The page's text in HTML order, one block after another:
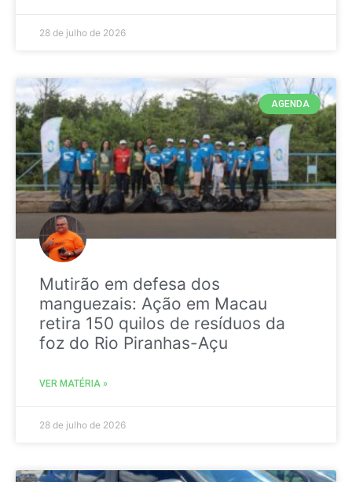
28 de julho de 2026
AGENDA
Mutirão em defesa dos
manguezais: Ação em Macau
retira 150 quilos de resíduos da
foz do Rio Piranhas-Açu
VER MATÉRIA »
28 de julho de 2026